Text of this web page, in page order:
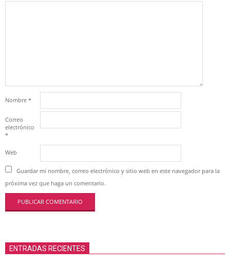
Nombre *
Correo
electrónico
*
Web
Guardar mi nombre, correo electrónico y sitio web en este navegador para la
próxima vez que haga un comentario.
ENTRADAS RECIENTES